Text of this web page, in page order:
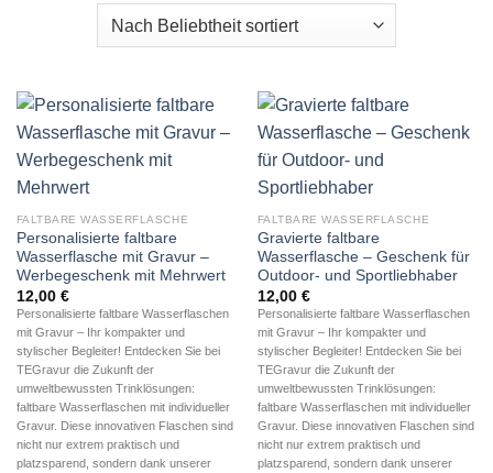
FALTBARE WASSERFLASCHE
Personalisierte faltbare
Wasserflasche mit Gravur –
Werbegeschenk mit Mehrwert
12,00 €
Personalisierte faltbare Wasserflaschen
mit Gravur – Ihr kompakter und
stylischer Begleiter! Entdecken Sie bei
TEGravur die Zukunft der
umweltbewussten Trinklösungen:
faltbare Wasserflaschen mit individueller
Gravur. Diese innovativen Flaschen sind
nicht nur extrem praktisch und
platzsparend, sondern dank unserer
FALTBARE WASSERFLASCHE
Gravierte faltbare
Wasserflasche – Geschenk für
Outdoor- und Sportliebhaber
12,00 €
Personalisierte faltbare Wasserflaschen
mit Gravur – Ihr kompakter und
stylischer Begleiter! Entdecken Sie bei
TEGravur die Zukunft der
umweltbewussten Trinklösungen:
faltbare Wasserflaschen mit individueller
Gravur. Diese innovativen Flaschen sind
nicht nur extrem praktisch und
platzsparend, sondern dank unserer